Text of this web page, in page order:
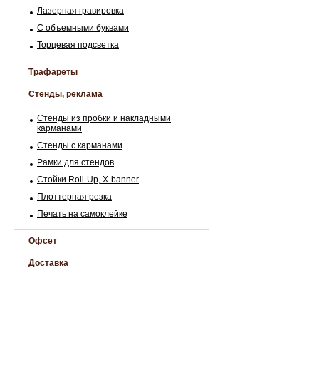
Лазерная гравировка
С объемными буквами
Торцевая подсветка
Трафареты
Стенды, реклама
Стенды из пробки и накладными
карманами
Стенды с карманами
Рамки для стендов
Стойки Roll-Up, Х-banner
Плоттерная резка
Печать на самоклейке
Офсет
Доставка